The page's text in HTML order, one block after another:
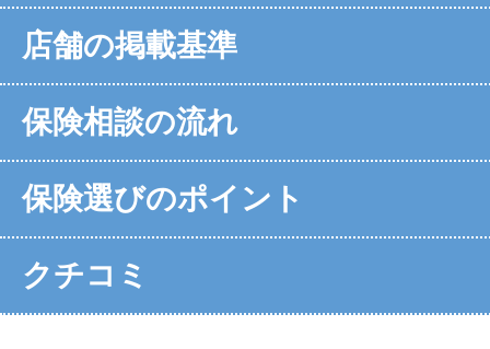
店舗の掲載基準
保険相談の流れ
保険選びのポイント
クチコミ